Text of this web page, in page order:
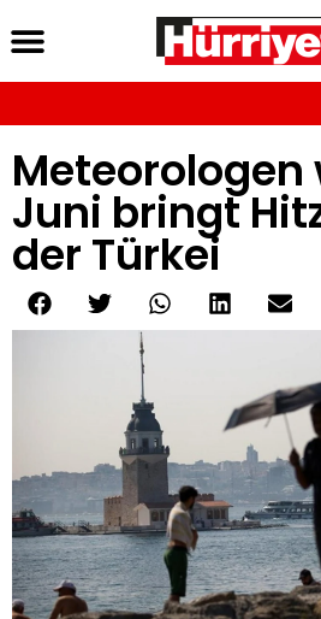
Meteorologen
Juni bringt
der Türkei